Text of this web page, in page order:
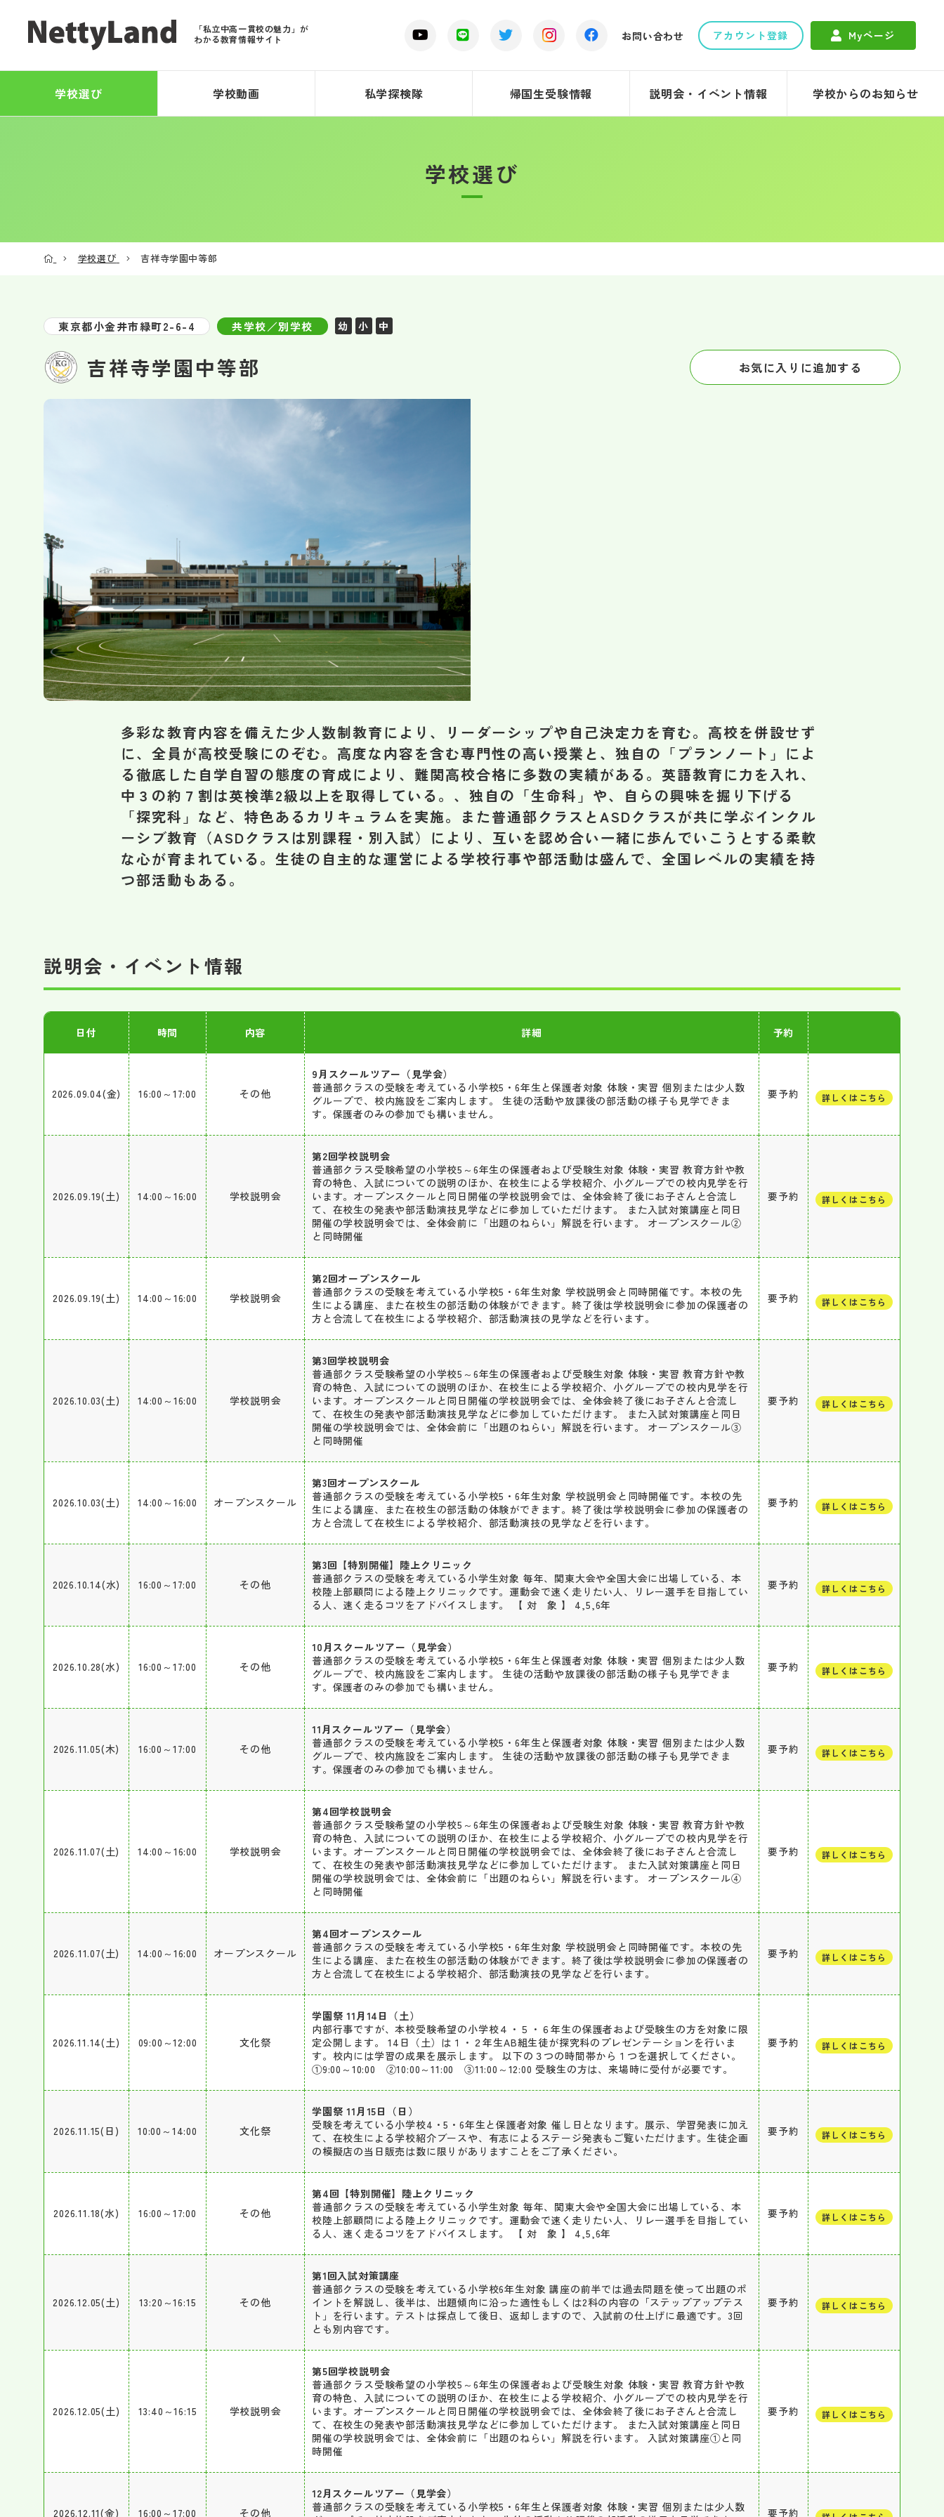
「私立中高一貫校の魅力」が
わかる教育情報サイト
お問い合わせ アカウント登録 Myページ
学校選び 学校動画 私学探検隊 帰国生受験情報 説明会・イベント情報 学校からのお知らせ
学校選び
学校選び 吉祥寺学園中等部
東京都小金井市緑町2-6-4 共学校／別学校 幼 小 中
吉祥寺学園中等部 お気に入りに追加する
多彩な教育内容を備えた少人数制教育により、リーダーシップや自己決定力を育む。高校を併設せず
に、全員が高校受験にのぞむ。高度な内容を含む専門性の高い授業と、独自の「プランノート」によ
る徹底した自学自習の態度の育成により、難関高校合格に多数の実績がある。英語教育に力を入れ、
中３の約７割は英検準2級以上を取得している。、独自の「生命科」や、自らの興味を掘り下げる
「探究科」など、特色あるカリキュラムを実施。また普通部クラスとASDクラスが共に学ぶインクル
ーシブ教育（ASDクラスは別課程・別入試）により、互いを認め合い一緒に歩んでいこうとする柔軟
な心が育まれている。生徒の自主的な運営による学校行事や部活動は盛んで、全国レベルの実績を持
つ部活動もある。
説明会・イベント情報
日付 時間 内容 詳細 予約
2026.09.04(金) 16:00～17:00 その他
9月スクールツアー（見学会）
普通部クラスの受験を考えている小学校5・6年生と保護者対象 体験・実習 個別または少人数
グループで、校内施設をご案内します。 生徒の活動や放課後の部活動の様子も見学できま
す。保護者のみの参加でも構いません。
要予約 詳しくはこちら
2026.09.19(土) 14:00～16:00 学校説明会
第2回学校説明会
普通部クラス受験希望の小学校5～6年生の保護者および受験生対象 体験・実習 教育方針や教
育の特色、入試についての説明のほか、在校生による学校紹介、小グループでの校内見学を行
います。オープンスクールと同日開催の学校説明会では、全体会終了後にお子さんと合流し
て、在校生の発表や部活動演技見学などに参加していただけます。 また入試対策講座と同日
開催の学校説明会では、全体会前に「出題のねらい」解説を行います。 オープンスクール②
と同時開催
要予約 詳しくはこちら
2026.09.19(土) 14:00～16:00 学校説明会
第2回オープンスクール
普通部クラスの受験を考えている小学校5・6年生対象 学校説明会と同時開催です。本校の先
生による講座、また在校生の部活動の体験ができます。終了後は学校説明会に参加の保護者の
方と合流して在校生による学校紹介、部活動演技の見学などを行います。
要予約 詳しくはこちら
2026.10.03(土) 14:00～16:00 学校説明会
第3回学校説明会
普通部クラス受験希望の小学校5～6年生の保護者および受験生対象 体験・実習 教育方針や教
育の特色、入試についての説明のほか、在校生による学校紹介、小グループでの校内見学を行
います。オープンスクールと同日開催の学校説明会では、全体会終了後にお子さんと合流し
て、在校生の発表や部活動演技見学などに参加していただけます。 また入試対策講座と同日
開催の学校説明会では、全体会前に「出題のねらい」解説を行います。 オープンスクール③
と同時開催
要予約 詳しくはこちら
2026.10.03(土) 14:00～16:00 オープンスクール
第3回オープンスクール
普通部クラスの受験を考えている小学校5・6年生対象 学校説明会と同時開催です。本校の先
生による講座、また在校生の部活動の体験ができます。終了後は学校説明会に参加の保護者の
方と合流して在校生による学校紹介、部活動演技の見学などを行います。
要予約 詳しくはこちら
2026.10.14(水) 16:00～17:00 その他
第3回【特別開催】陸上クリニック
普通部クラスの受験を考えている小学生対象 毎年、関東大会や全国大会に出場している、本
校陸上部顧問による陸上クリニックです。運動会で速く走りたい人、リレー選手を目指してい
る人、速く走るコツをアドバイスします。 【 対 象 】 4,5,6年
要予約 詳しくはこちら
2026.10.28(水) 16:00～17:00 その他
10月スクールツアー（見学会）
普通部クラスの受験を考えている小学校5・6年生と保護者対象 体験・実習 個別または少人数
グループで、校内施設をご案内します。 生徒の活動や放課後の部活動の様子も見学できま
す。保護者のみの参加でも構いません。
要予約 詳しくはこちら
2026.11.05(木) 16:00～17:00 その他
11月スクールツアー（見学会）
普通部クラスの受験を考えている小学校5・6年生と保護者対象 体験・実習 個別または少人数
グループで、校内施設をご案内します。 生徒の活動や放課後の部活動の様子も見学できま
す。保護者のみの参加でも構いません。
要予約 詳しくはこちら
2026.11.07(土) 14:00～16:00 学校説明会
第4回学校説明会
普通部クラス受験希望の小学校5～6年生の保護者および受験生対象 体験・実習 教育方針や教
育の特色、入試についての説明のほか、在校生による学校紹介、小グループでの校内見学を行
います。オープンスクールと同日開催の学校説明会では、全体会終了後にお子さんと合流し
て、在校生の発表や部活動演技見学などに参加していただけます。 また入試対策講座と同日
開催の学校説明会では、全体会前に「出題のねらい」解説を行います。 オープンスクール④
と同時開催
要予約 詳しくはこちら
2026.11.07(土) 14:00～16:00 オープンスクール
第4回オープンスクール
普通部クラスの受験を考えている小学校5・6年生対象 学校説明会と同時開催です。本校の先
生による講座、また在校生の部活動の体験ができます。終了後は学校説明会に参加の保護者の
方と合流して在校生による学校紹介、部活動演技の見学などを行います。
要予約 詳しくはこちら
2026.11.14(土) 09:00～12:00 文化祭
学園祭 11月14日（土）
内部行事ですが、本校受験希望の小学校４・５・６年生の保護者および受験生の方を対象に限
定公開します。 14日（土）は１・２年生AB組生徒が探究科のプレゼンテーションを行いま
す。校内には学習の成果を展示します。 以下の３つの時間帯から１つを選択してください。
①9:00～10:00 ②10:00～11:00 ③11:00～12:00 受験生の方は、来場時に受付が必要です。
要予約 詳しくはこちら
2026.11.15(日) 10:00～14:00 文化祭
学園祭 11月15日（日）
受験を考えている小学校4・5・6年生と保護者対象 催し日となります。展示、学習発表に加え
て、在校生による学校紹介ブースや、有志によるステージ発表もご覧いただけます。生徒企画
の模擬店の当日販売は数に限りがありますことをご了承ください。
要予約 詳しくはこちら
2026.11.18(水) 16:00～17:00 その他
第4回【特別開催】陸上クリニック
普通部クラスの受験を考えている小学生対象 毎年、関東大会や全国大会に出場している、本
校陸上部顧問による陸上クリニックです。運動会で速く走りたい人、リレー選手を目指してい
る人、速く走るコツをアドバイスします。 【 対 象 】 4,5,6年
要予約 詳しくはこちら
2026.12.05(土) 13:20～16:15 その他
第1回入試対策講座
普通部クラスの受験を考えている小学校6年生対象 講座の前半では過去問題を使って出題のポ
イントを解説し、後半は、出題傾向に沿った適性もしくは2科の内容の「ステップアップテス
ト」を行います。テストは採点して後日、返却しますので、入試前の仕上げに最適です。3回
とも別内容です。
要予約 詳しくはこちら
2026.12.05(土) 13:40～16:15 学校説明会
第5回学校説明会
普通部クラス受験希望の小学校5～6年生の保護者および受験生対象 体験・実習 教育方針や教
育の特色、入試についての説明のほか、在校生による学校紹介、小グループでの校内見学を行
います。オープンスクールと同日開催の学校説明会では、全体会終了後にお子さんと合流し
て、在校生の発表や部活動演技見学などに参加していただけます。 また入試対策講座と同日
開催の学校説明会では、全体会前に「出題のねらい」解説を行います。 入試対策講座①と同
時開催
要予約 詳しくはこちら
2026.12.11(金) 16:00～17:00 その他
12月スクールツアー（見学会）
普通部クラスの受験を考えている小学校5・6年生と保護者対象 体験・実習 個別または少人数
要予約